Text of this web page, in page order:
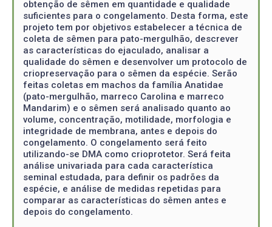
obtenção de sêmen em quantidade e qualidade
suficientes para o congelamento. Desta forma, este
projeto tem por objetivos estabelecer a técnica de
coleta de sêmen para pato-mergulhão, descrever
as características do ejaculado, analisar a
qualidade do sêmen e desenvolver um protocolo de
criopreservação para o sêmen da espécie. Serão
feitas coletas em machos da família Anatidae
(pato-mergulhão, marreco Carolina e marreco
Mandarim) e o sêmen será analisado quanto ao
volume, concentração, motilidade, morfologia e
integridade de membrana, antes e depois do
congelamento. O congelamento será feito
utilizando-se DMA como crioprotetor. Será feita
análise univariada para cada característica
seminal estudada, para definir os padrões da
espécie, e análise de medidas repetidas para
comparar as características do sêmen antes e
depois do congelamento.